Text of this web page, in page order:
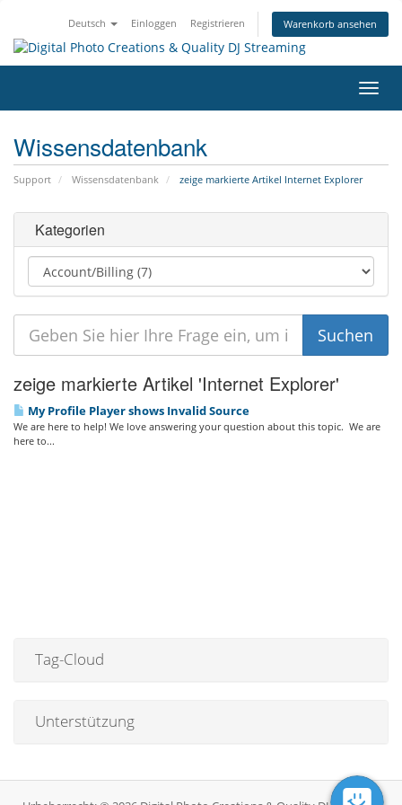
Deutsch Einloggen Registrieren Warenkorb ansehen
ein-/
Wissensdatenbank
Support Wissensdatenbank zeige markierte Artikel Internet Explorer
Kategorien
zeige markierte Artikel 'Internet Explorer'
My Profile Player shows Invalid Source
We are here to help! We love answering your question about this topic. We are
here to...
Tag-Cloud
Unterstützung